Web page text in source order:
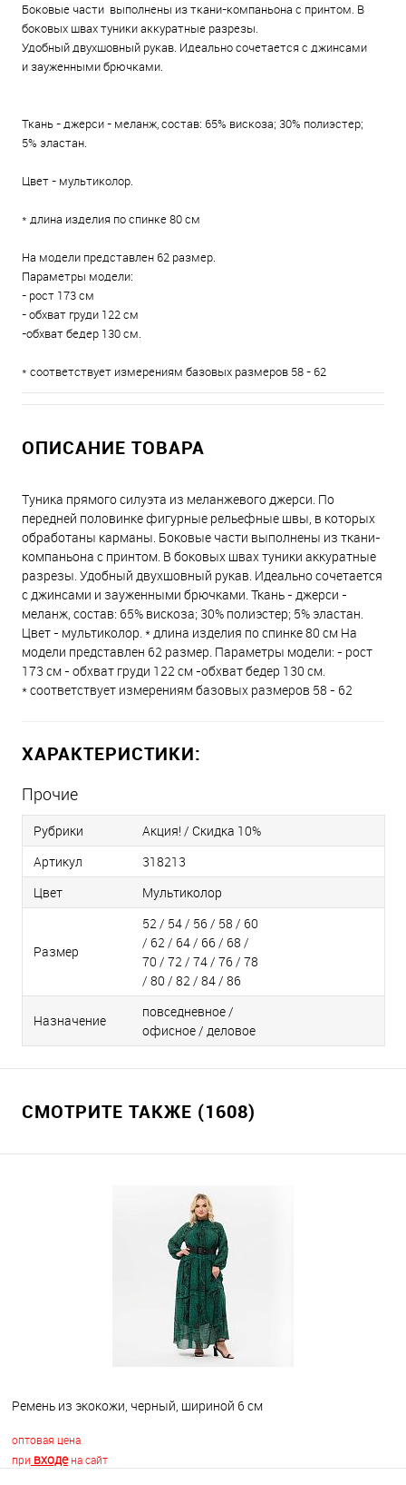
Боковые части выполнены из ткани-компаньона с принтом. В
боковых швах туники аккуратные разрезы.
Удобный двухшовный рукав. Идеально сочетается с джинсами
и зауженными брючками.
Ткань - джерси - меланж, состав: 65% вискоза; 30% полиэстер;
5% эластан.
Цвет - мультиколор.
* длина изделия по спинке 80 см
На модели представлен 62 размер.
Параметры модели:
- рост 173 см
- обхват груди 122 см
-обхват бедер 130 см.
* соответствует измерениям базовых размеров 58 - 62
ОПИСАНИЕ ТОВАРА
Туника прямого силуэта из меланжевого джерси. По
передней половинке фигурные рельефные швы, в которых
обработаны карманы. Боковые части выполнены из ткани-
компаньона с принтом. В боковых швах туники аккуратные
разрезы. Удобный двухшовный рукав. Идеально сочетается
с джинсами и зауженными брючками. Ткань - джерси -
меланж, состав: 65% вискоза; 30% полиэстер; 5% эластан.
Цвет - мультиколор. * длина изделия по спинке 80 см На
модели представлен 62 размер. Параметры модели: - рост
173 см - обхват груди 122 см -обхват бедер 130 см.
* соответствует измерениям базовых размеров 58 - 62
ХАРАКТЕРИСТИКИ:
Прочие
Рубрики
Акция! / Скидка 10%
Артикул
318213
Цвет
Мультиколор
Размер
52 / 54 / 56 / 58 / 60
/ 62 / 64 / 66 / 68 /
70 / 72 / 74 / 76 / 78
/ 80 / 82 / 84 / 86
Назначение
повседневное /
офисное / деловое
СМОТРИТЕ ТАКЖЕ (1608)
Ремень из экокожи, черный, шириной 6 см
оптовая цена
при входена сайт